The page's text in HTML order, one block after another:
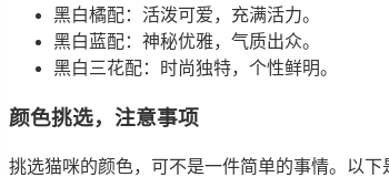
黑白橘配：活泼可爱，充满活力。
黑白蓝配：神秘优雅，气质出众。
黑白三花配：时尚独特，个性鲜明。
颜色挑选，注意事项
挑选猫咪的颜色，可不是一件简单的事情。以下